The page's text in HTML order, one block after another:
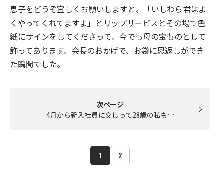
息子をどうぞ宜しくお願いしますと。「いしわら君はよ
くやってくれてますよ」とリップサービスとその場で色
紙にサインをしてくださって。今でも母の宝ものとして
飾ってあります。会長のおかげで、お袋に恩返しができ
た瞬間でした。
次ページ
4月から新入社員に交じって28歳の私も…
1 2